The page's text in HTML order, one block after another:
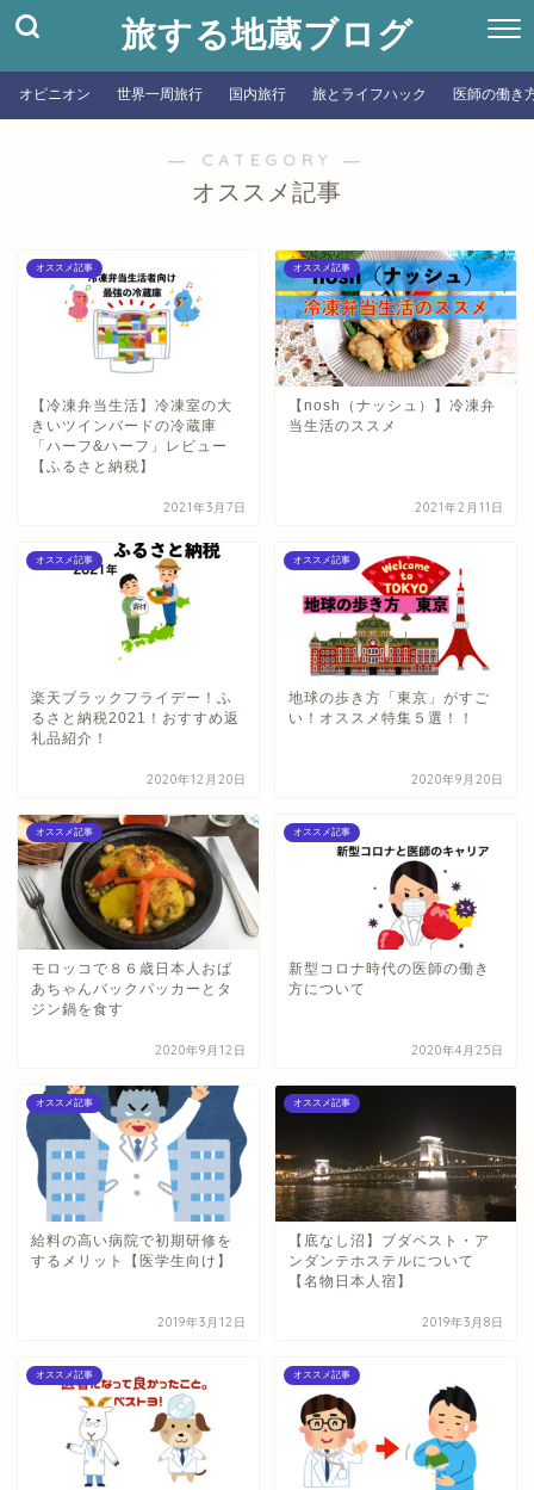
旅する地蔵ブログ
オピニオン 世界一周旅行 国内旅行 旅とライフハック 医師の働き
― CATEGORY ―
オススメ記事
オススメ記事
【冷凍弁当生活】冷凍室の大
きいツインバードの冷蔵庫
「ハーフ&ハーフ」レビュー
【ふるさと納税】
2021年3月7日
オススメ記事
【nosh（ナッシュ）】冷凍弁
当生活のススメ
2021年2月11日
オススメ記事
楽天ブラックフライデー！ふ
るさと納税2021！おすすめ返
礼品紹介！
2020年12月20日
オススメ記事
地球の歩き方「東京」がすご
い！オススメ特集５選！！
2020年9月20日
オススメ記事
モロッコで８６歳日本人おば
あちゃんバックパッカーとタ
ジン鍋を食す
2020年9月12日
オススメ記事
新型コロナ時代の医師の働き
方について
2020年4月25日
オススメ記事
給料の高い病院で初期研修を
するメリット【医学生向け】
2019年3月12日
オススメ記事
【底なし沼】ブダペスト・ア
ンダンテホステルについて
【名物日本人宿】
2019年3月8日
オススメ記事 オススメ記事